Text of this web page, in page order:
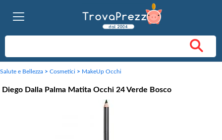
Salute e Bellezza > Cosmetici > MakeUp Occhi
Diego Dalla Palma Matita Occhi 24 Verde Bosco